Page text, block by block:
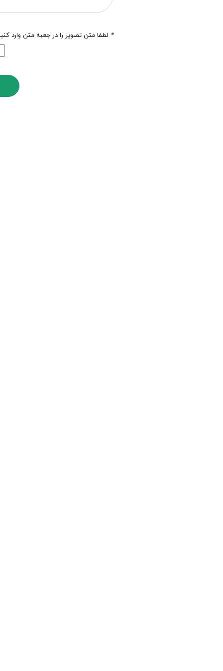
* لطفا متن تصویر را در جعبه متن وارد